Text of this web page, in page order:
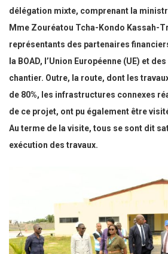
délégation mixte, comprenant la
Mme Zouréatou Tcha-Kondo Kassah-
représentants des partenaires
la BOAD, l’Union Européenne (UE) et
chantier. Outre, la route, dont les
de 80%, les infrastructures connexes
de ce projet, ont pu également être
Au terme de la visite, tous se sont dit
exécution des travaux.